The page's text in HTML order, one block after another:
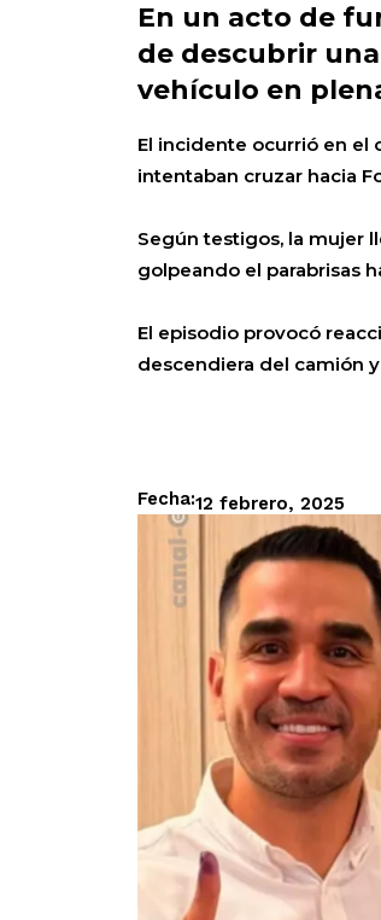
En un acto de
de descubrir
vehículo en
El incidente ocurrió en el
intentaban cruzar hacia
Según testigos, la mujer
golpeando el parabrisas
El episodio provocó
descendiera del camión
Fecha:12 febrero, 2025